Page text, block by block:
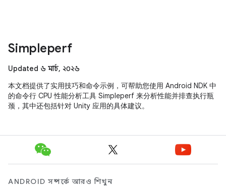
Simpleperf
Updated ৬ মার্চ, ২০২৬
本文档提供了实用技巧和命令示例，可帮助您使用 Android NDK 中
的命令行 CPU 性能分析工具 Simpleperf 来分析性能并排查执行瓶
颈，其中还包括针对 Unity 应用的具体建议。
ANDROID সম্পর্কে আরও শিখুন